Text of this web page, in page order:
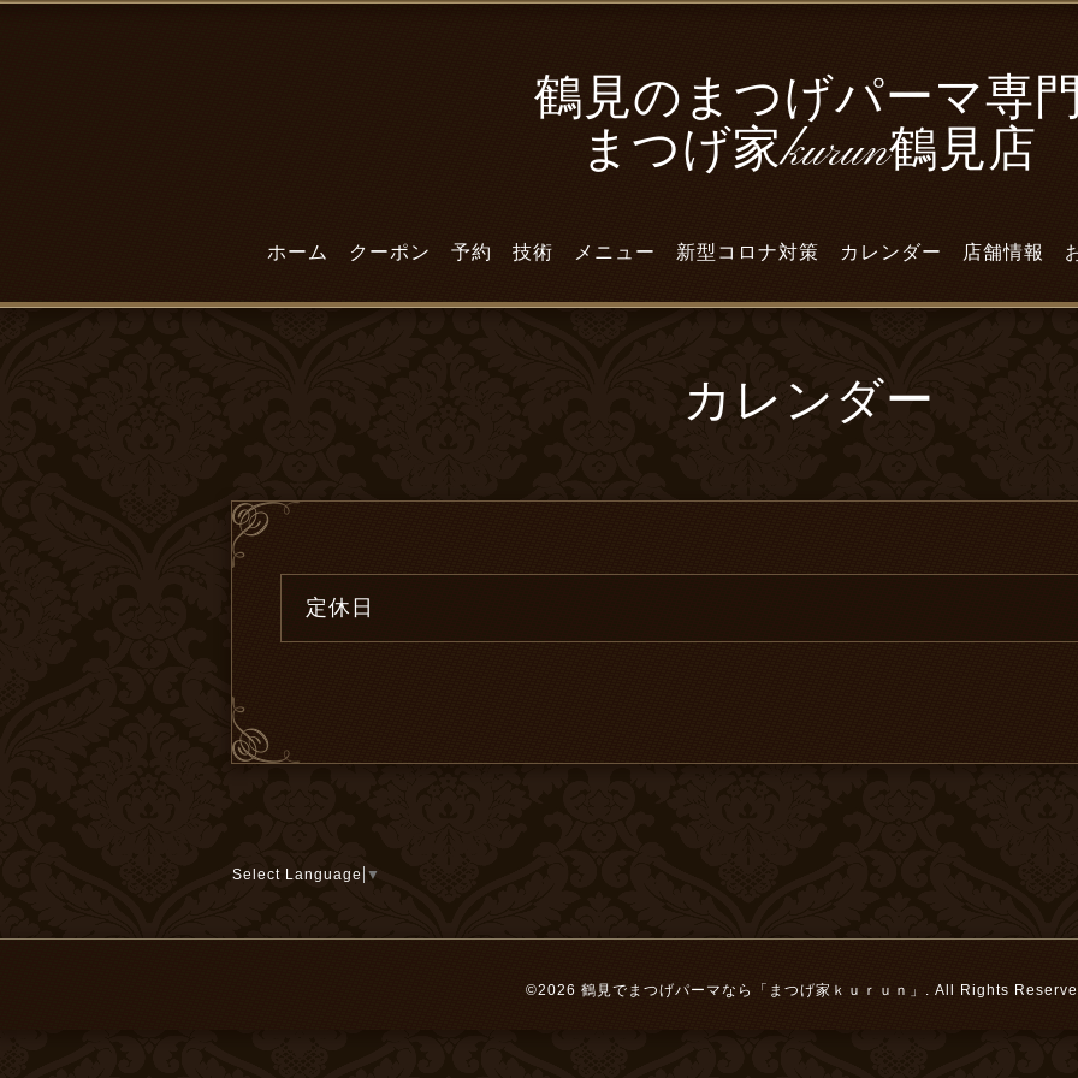
鶴見のまつげパーマ専
まつげ家kurun鶴見店
ホーム クーポン 予約 技術 メニュー 新型コロナ対策 カレンダー 店舗情報
カレンダー
定休日
Select Language ▼
©2026 鶴見でまつげパーマなら「まつげ家ｋｕｒｕｎ」 . All Rights